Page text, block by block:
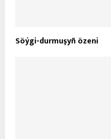
Söýgi-durmuşyñ özeni